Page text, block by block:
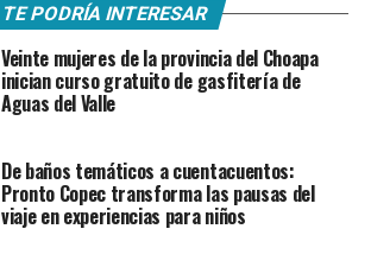
TE PODRÍA INTERESAR
Veinte mujeres de la provincia del Choapa
inician curso gratuito de gasfitería de
Aguas del Valle
De baños temáticos a cuentacuentos:
Pronto Copec transforma las pausas del
viaje en experiencias para niños